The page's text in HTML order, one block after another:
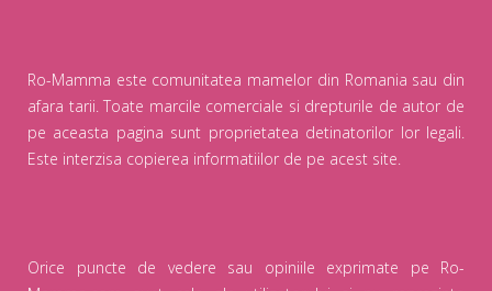
Ro-Mamma este comunitatea mamelor din Romania sau din
afara tarii. Toate marcile comerciale si drepturile de autor de
pe aceasta pagina sunt proprietatea detinatorilor lor legali.
Este interzisa copierea informatiilor de pe acest site.
Orice puncte de vedere sau opiniile exprimate pe Ro-